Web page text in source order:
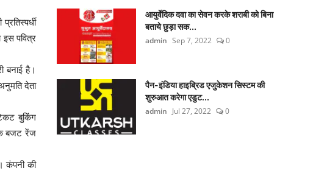
इस पवित्र
बनाई है।
देता
बुकिंग
बजट रेंज
कंपनी की
आयुर्वेदिक दवा का सेवन करके शराबी को बिना
बताये छुड़ा सक...
admin Sep 7, 2022 0
पैन-इंडिया हाइब्रिड एजुकेशन सिस्टम की
शुरुआत करेगा एडुट...
admin Jul 27, 2022 0